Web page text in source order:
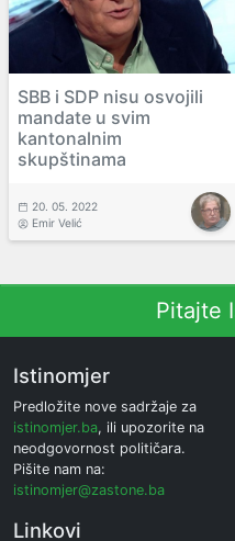
SBB i SDP nisu osvojili
mandate u svim
kantonalnim
skupštinama
20. 05. 2022
Emir Velić
Pitajte
Istinomjer
Predložite nove sadržaje za
istinomjer.ba, ili upozorite na
neodgovornost političara.
Pišite nam na:
istinomjer@zastone.ba
Linkovi